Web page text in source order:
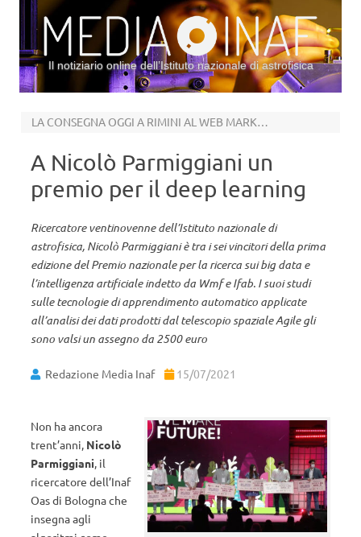
Il notiziario online dell’Istituto nazionale di astrofisica
LA CONSEGNA OGGI A RIMINI AL WEB MARKETING FESTIVAL
A Nicolò Parmiggiani un
premio per il deep learning
Ricercatore ventinovenne dell’Istituto nazionale di
astrofisica, Nicolò Parmiggiani è tra i sei vincitori della prima
edizione del Premio nazionale per la ricerca sui big data e
l’intelligenza artificiale indetto da Wmf e Ifab. I suoi studi
sulle tecnologie di apprendimento automatico applicate
all’analisi dei dati prodotti dal telescopio spaziale Agile gli
sono valsi un assegno da 2500 euro
Redazione Media Inaf 15/07/2021
Non ha ancora
trent’anni, Nicolò
Parmiggiani, il
ricercatore dell’Inaf
Oas di Bologna che
insegna agli